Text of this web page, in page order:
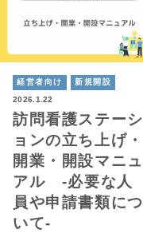
経営者向け
新規開設
2026.1.22
訪問看護ステーシ
ョンの立ち上げ・
開業・開設マニュ
アル -必要な人
員や申請書類につ
いて-